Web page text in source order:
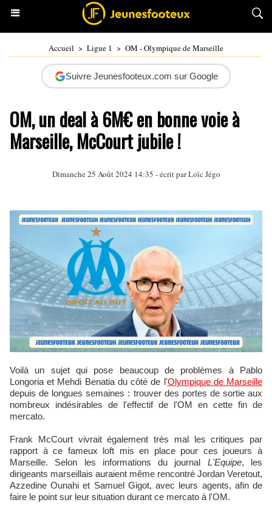
Accueil > Ligue 1 > OM - Olympique de Marseille
Suivre Jeunesfooteux.com sur Google
OM, un deal à 6M€ en bonne voie à
Marseille, McCourt jubile !
Dimanche 25 Août 2024 14:35 - écrit parLoïc Jégo
Voilà un sujet qui pose beaucoup de problèmes à Pablo
Longoria et Mehdi Benatia du côté de l'Olympique de Marseille
depuis de longues semaines : trouver des portes de sortie aux
nombreux indésirables de l'effectif de l'OM en cette fin de
mercato.
Frank McCourt vivrait également très mal les critiques par
rapport à ce fameux loft mis en place pour ces joueurs à
Marseille. Selon les informations du journal L'Equipe, les
dirigeants marseillais auraient même rencontré Jordan Veretout,
Azzedine Ounahi et Samuel Gigot, avec leurs agents, afin de
faire le point sur leur situation durant ce mercato à l'OM.